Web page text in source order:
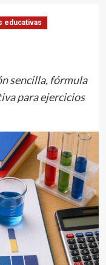
educativas
sencilla, fórmula
para ejercicios